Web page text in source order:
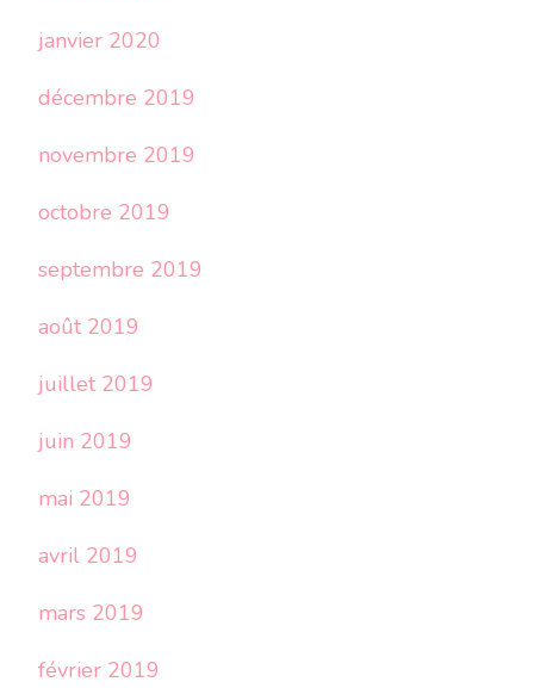
janvier 2020
décembre 2019
novembre 2019
octobre 2019
septembre 2019
août 2019
juillet 2019
juin 2019
mai 2019
avril 2019
mars 2019
février 2019